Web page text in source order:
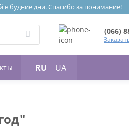
в будние дни. Спасибо за понимание!
(066)
RU UA